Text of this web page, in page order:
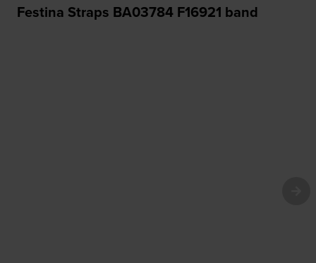
Festina Straps BA03784 F16921 band